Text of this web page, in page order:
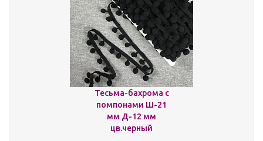
Тесьма-бахрома с
помпонами Ш-21
мм Д-12 мм
цв.черный